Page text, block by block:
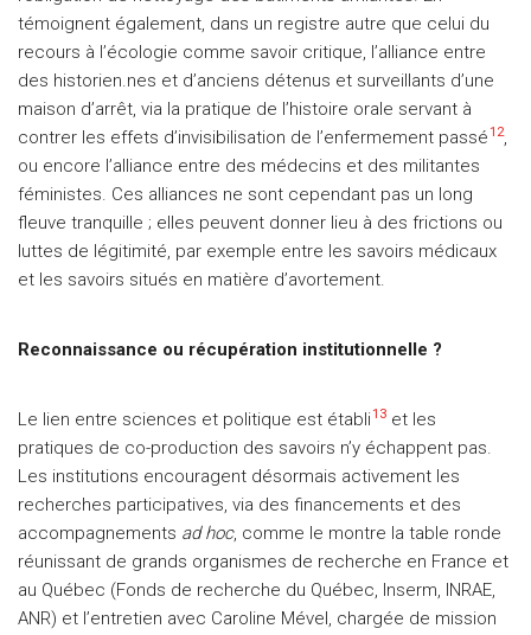
témoignent également, dans un registre autre que celui du
recours à l’écologie comme savoir critique, l’alliance entre
des historien.nes et d’anciens détenus et surveillants d’une
maison d’arrêt, via la pratique de l’histoire orale servant à
contrer les effets d’invisibilisation de l’enfermement passé12,
ou encore l’alliance entre des médecins et des militantes
féministes. Ces alliances ne sont cependant pas un long
fleuve tranquille ; elles peuvent donner lieu à des frictions ou
luttes de légitimité, par exemple entre les savoirs médicaux
et les savoirs situés en matière d’avortement.
Reconnaissance ou récupération institutionnelle ?
Le lien entre sciences et politique est établi13 et les
pratiques de co-production des savoirs n’y échappent pas.
Les institutions encouragent désormais activement les
recherches participatives, via des financements et des
accompagnements ad hoc, comme le montre la table ronde
réunissant de grands organismes de recherche en France et
au Québec (Fonds de recherche du Québec, Inserm, INRAE,
ANR) et l’entretien avec Caroline Mével, chargée de mission